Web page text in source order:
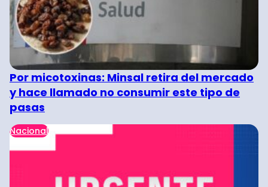
Por micotoxinas: Minsal retira del mercado
y hace llamado no consumir este tipo de
pasas
Nacional